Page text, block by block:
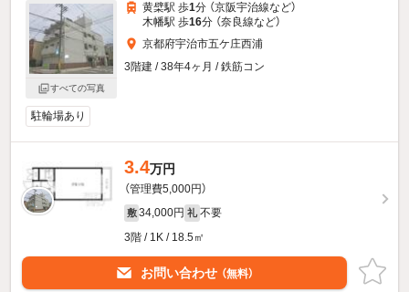
すべての写真
黄檗駅 歩1分 （京阪宇治線など）
木幡駅 歩16分 （奈良線など）
京都府宇治市五ケ庄西浦
3階建 / 38年4ヶ月 / 鉄筋コン
駐輪場あり
3.4万円
（管理費5,000円）
敷 34,000円 礼 不要
3階 / 1K / 18.5㎡
お問い合わせ （無料）